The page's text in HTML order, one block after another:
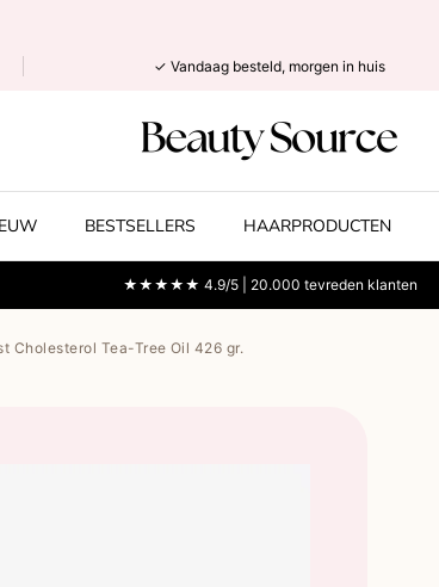
✓ Vandaag besteld, morgen in huis
BESTSELLERS HAARPRODUCTEN
★★★★★ 4.9/5 | 20.000 tevreden klanten
Cholesterol Tea-Tree Oil 426 gr.